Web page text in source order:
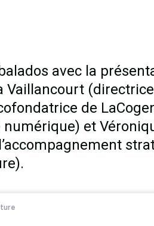
avec la
Vaillancourt
de
et